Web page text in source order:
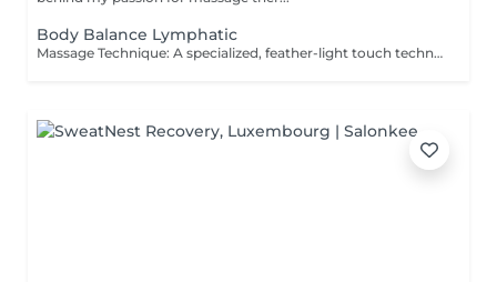
Body Balance Lymphatic
Massage Technique: A specialized, feather-light touch technique that uses gentle, rhythmic strokes to promote a deep sense of lightness and physical relaxation. This gentle body wellness experience is designed to soothe the senses, support natural bodily harmony, and leave you feeling deeply refreshed and revitalized. It is the perfect choice for those seeking a quiet moment of physical renewal and skin-nourishing relaxation.